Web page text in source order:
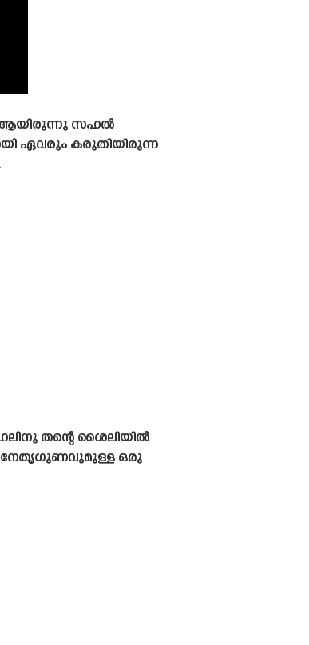
ആയിരുന്നു സഹൽ
ഏവരും കരുതിയിരുന്ന
തന്റെ ശൈലിയിൽ
നേതൃഗുണവുമുള്ള ഒരു